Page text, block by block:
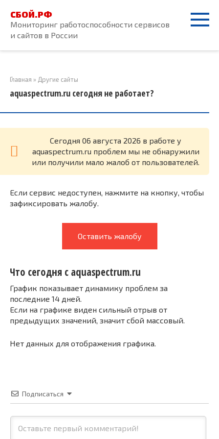
контенту
СБОЙ.РФ
Мониторинг работоспособности сервисов
и сайтов в России
Главная » Другие сайты
aquaspectrum.ru сегодня не работает?
Cегодня 06 августа 2026 в работе у
aquaspectrum.ru проблем мы не обнаружили
или получили мало жалоб от пользователей.
Если сервис недоступен, нажмите на кнопку, чтобы
зафиксировать жалобу.
Оставить жалобу
Что сегодня с aquaspectrum.ru
График показывает динамику проблем за
последние 14 дней.
Если на графике виден сильный отрыв от
предыдущих значений, значит сбой массовый.
Нет данных для отображения графика.
Подписаться